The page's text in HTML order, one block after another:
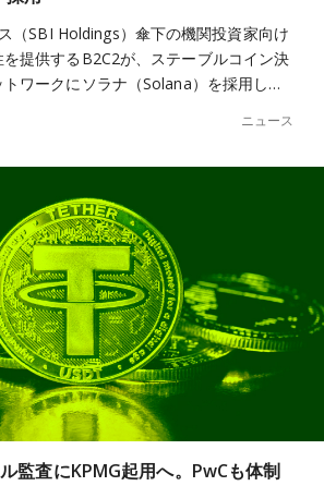
（SBI Holdings）傘下の機関投資家向け
提供するB2C2が、ステーブルコイン決
ワークにソラナ（Solana）を採用し…
ニュース
監査にKPMG起用へ。PwCも体制